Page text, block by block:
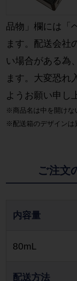
品物」欄には「
ます。配送会社
い場合がある為
ます。大変恐れ
ようお願い申し
※商品名は中を開けな
※配送箱のデザインは
ご注文
内容量
80mL
配送方法